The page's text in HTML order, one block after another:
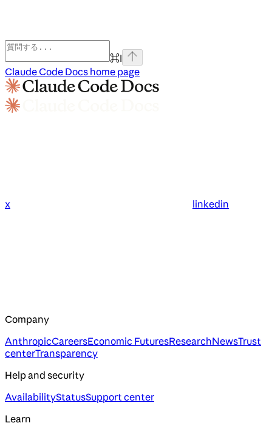
⌘I
Claude Code Docs home page
x linkedin
Company
AnthropicCareersEconomic FuturesResearchNewsTrust
centerTransparency
Help and security
AvailabilityStatusSupport center
Learn